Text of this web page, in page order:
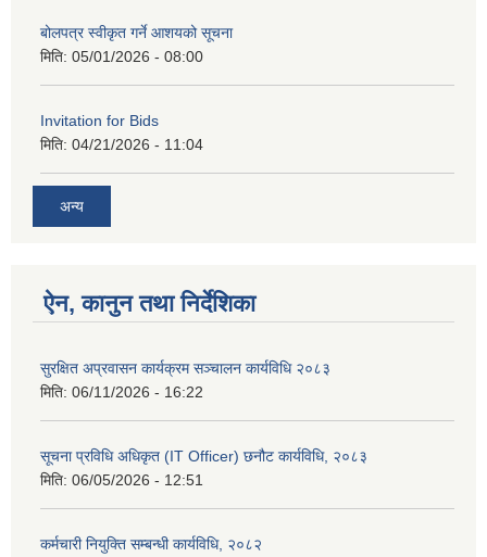
बोलपत्र स्वीकृत गर्ने आशयको सूचना
मिति: 05/01/2026 - 08:00
Invitation for Bids
मिति: 04/21/2026 - 11:04
अन्य
ऐन, कानुन तथा निर्देशिका
सुरक्षित अप्रवासन कार्यक्रम सञ्चालन कार्यविधि २०८३
मिति: 06/11/2026 - 16:22
सूचना प्रविधि अधिकृत (IT Officer) छनौट कार्यविधि, २०८३
मिति: 06/05/2026 - 12:51
कर्मचारी नियुक्ति सम्बन्धी कार्यविधि, २०८२